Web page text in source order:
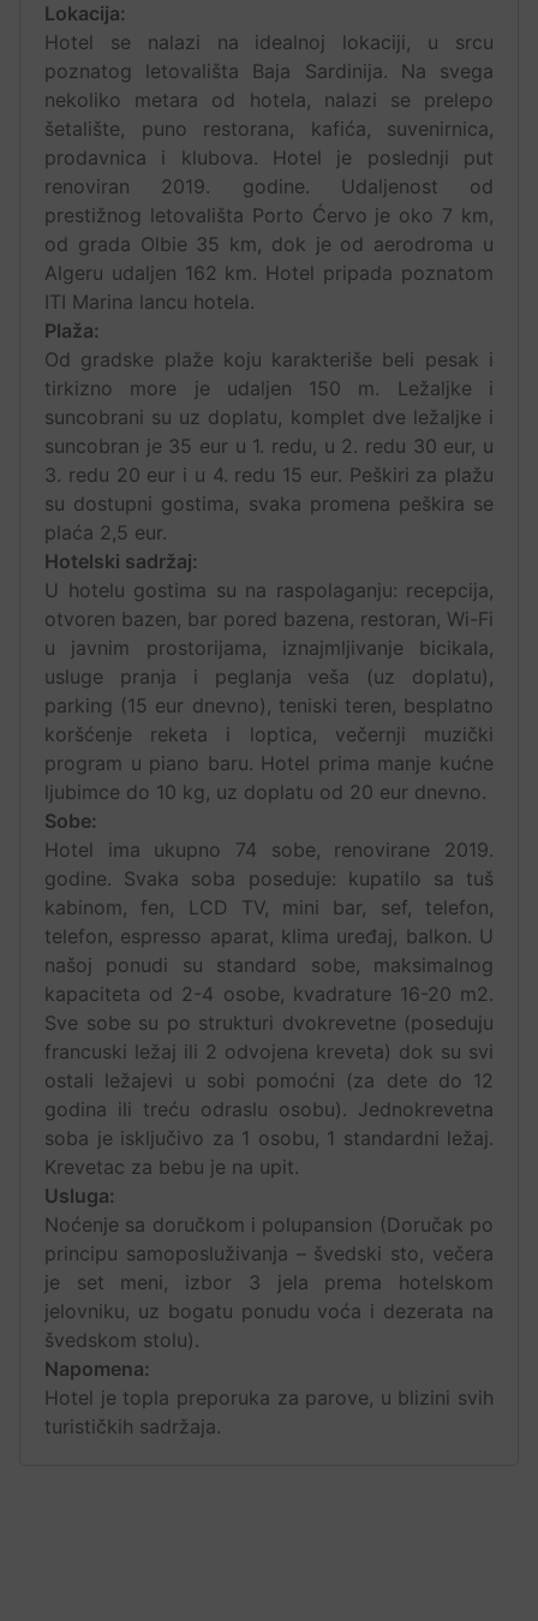
Lokacija:
Hotel se nalazi na idealnoj lokaciji, u srcu
poznatog letovališta Baja Sardinija. Na svega
nekoliko metara od hotela, nalazi se prelepo
šetalište, puno restorana, kafića, suvenirnica,
prodavnica i klubova. Hotel je poslednji put
renoviran 2019. godine. Udaljenost od
prestižnog letovališta Porto Ćervo je oko 7 km,
od grada Olbie 35 km, dok je od aerodroma u
Algeru udaljen 162 km. Hotel pripada poznatom
ITI Marina lancu hotela.
Plaža:
Od gradske plaže koju karakteriše beli pesak i
tirkizno more je udaljen 150 m. Ležaljke i
suncobrani su uz doplatu, komplet dve ležaljke i
suncobran je 35 eur u 1. redu, u 2. redu 30 eur, u
3. redu 20 eur i u 4. redu 15 eur. Peškiri za plažu
su dostupni gostima, svaka promena peškira se
plaća 2,5 eur.
Hotelski sadržaj:
U hotelu gostima su na raspolaganju: recepcija,
otvoren bazen, bar pored bazena, restoran, Wi-Fi
u javnim prostorijama, iznajmljivanje bicikala,
usluge pranja i peglanja veša (uz doplatu),
parking (15 eur dnevno), teniski teren, besplatno
koršćenje reketa i loptica, večernji muzički
program u piano baru. Hotel prima manje kućne
ljubimce do 10 kg, uz doplatu od 20 eur dnevno.
Sobe:
Hotel ima ukupno 74 sobe, renovirane 2019.
godine. Svaka soba poseduje: kupatilo sa tuš
kabinom, fen, LCD TV, mini bar, sef, telefon,
telefon, espresso aparat, klima uređaj, balkon. U
našoj ponudi su standard sobe, maksimalnog
kapaciteta od 2-4 osobe, kvadrature 16-20 m2.
Sve sobe su po strukturi dvokrevetne (poseduju
francuski ležaj ili 2 odvojena kreveta) dok su svi
ostali ležajevi u sobi pomoćni (za dete do 12
godina ili treću odraslu osobu). Jednokrevetna
soba je isključivo za 1 osobu, 1 standardni ležaj.
Krevetac za bebu je na upit.
Usluga:
Noćenje sa doručkom i polupansion (Doručak po
principu samoposluživanja – švedski sto, večera
je set meni, izbor 3 jela prema hotelskom
jelovniku, uz bogatu ponudu voća i dezerata na
švedskom stolu).
Napomena:
Hotel je topla preporuka za parove, u blizini svih
turističkih sadržaja.